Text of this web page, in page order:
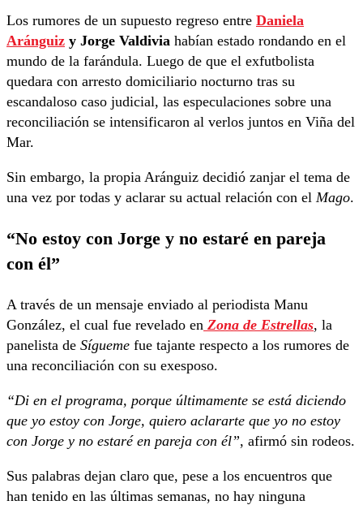
Los rumores de un supuesto regreso entre Daniela
Aránguiz y Jorge Valdivia habían estado rondando en el
mundo de la farándula. Luego de que el exfutbolista
quedara con arresto domiciliario nocturno tras su
escandaloso caso judicial, las especulaciones sobre una
reconciliación se intensificaron al verlos juntos en Viña del
Mar.
Sin embargo, la propia Aránguiz decidió zanjar el tema de
una vez por todas y aclarar su actual relación con el Mago.
“No estoy con Jorge y no estaré en pareja
con él”
A través de un mensaje enviado al periodista Manu
González, el cual fue revelado en Zona de Estrellas, la
panelista de Sígueme fue tajante respecto a los rumores de
una reconciliación con su exesposo.
“Di en el programa, porque últimamente se está diciendo
que yo estoy con Jorge, quiero aclararte que yo no estoy
con Jorge y no estaré en pareja con él”, afirmó sin rodeos.
Sus palabras dejan claro que, pese a los encuentros que
han tenido en las últimas semanas, no hay ninguna